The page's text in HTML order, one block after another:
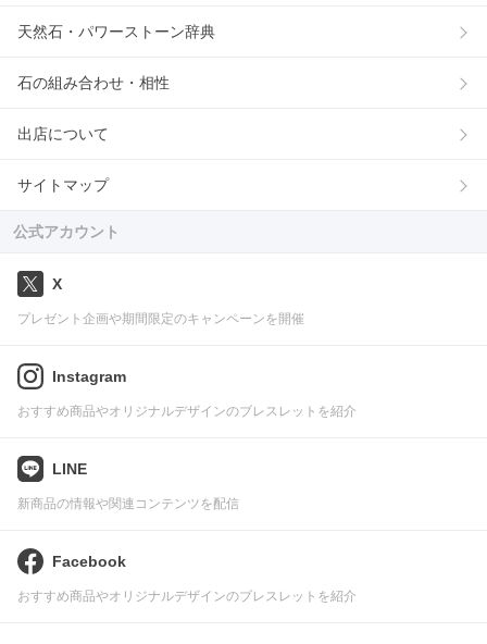
天然石・パワーストーン辞典
石の組み合わせ・相性
出店について
サイトマップ
公式アカウント
X
プレゼント企画や期間限定のキャンペーンを開催
Instagram
おすすめ商品やオリジナルデザインのブレスレットを紹介
LINE
新商品の情報や関連コンテンツを配信
Facebook
おすすめ商品やオリジナルデザインのブレスレットを紹介